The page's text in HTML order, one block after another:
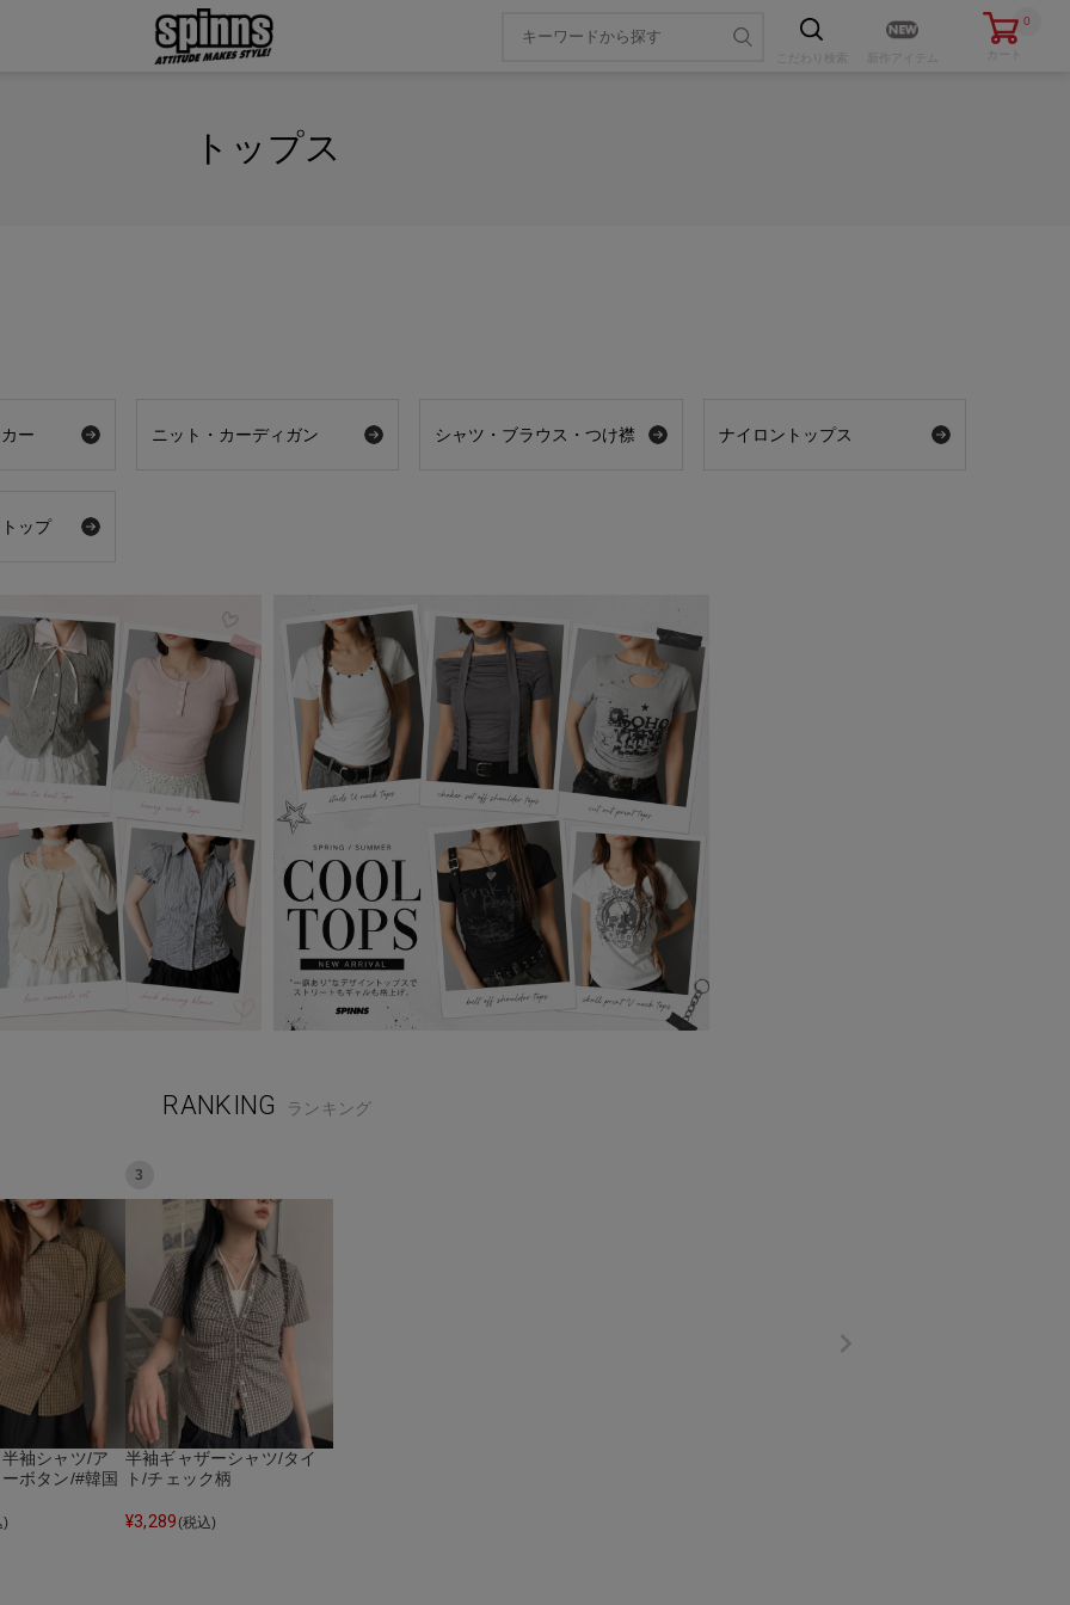
0
カート
トップス
ー ニット・カーディガン シャツ・ブラウス・つけ襟 ナイロントップス
ップ
RANKING ランキング
袖シャツ/ア
ボタン/#韓国
)
3
半袖ギャザーシャツ/タイ
ト/チェック柄
¥3,289(税込)